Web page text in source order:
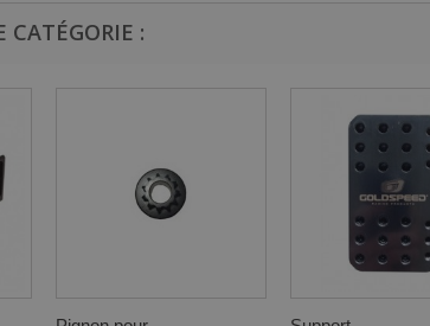
CATÉGORIE :